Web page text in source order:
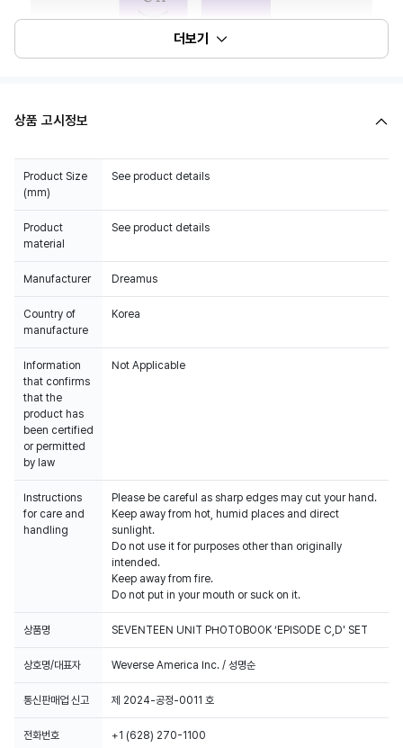
더보기
상품 고시정보
Product Size
(mm)
See product details
Product
material
See product details
Manufacturer Dreamus
Country of
manufacture
Korea
Information
that confirms
that the
product has
been certified
or permitted
by law
Not Applicable
Instructions
for care and
handling
Please be careful as sharp edges may cut your hand.
Keep away from hot, humid places and direct
sunlight.
Do not use it for purposes other than originally
intended.
Keep away from fire.
Do not put in your mouth or suck on it.
상품명 SEVENTEEN UNIT PHOTOBOOK ‘EPISODE C,D' SET
상호명/대표자 Weverse America Inc. / 성명순
통신판매업 신고 제 2024-공정-0011 호
전화번호 +1 (628) 270-1100